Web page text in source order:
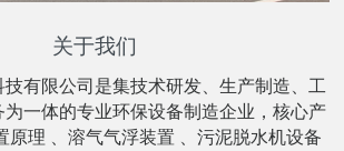
关于我们
有限公司是集技术研发、生产制造、工
一体的专业环保设备制造企业，核心产
原理 、溶气气浮装置 、污泥脱水机设备